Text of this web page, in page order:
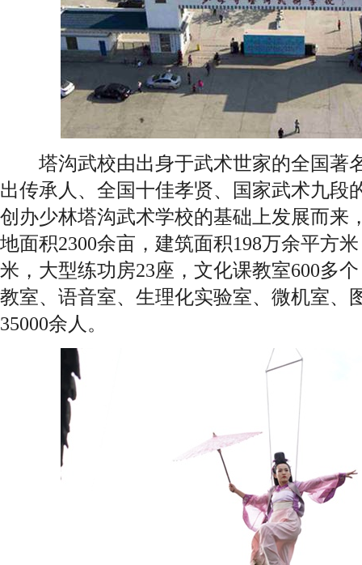
塔沟武校由出身于武术世家的全国著
出传承人、全国十佳孝贤、国家武术九段
创办少林塔沟武术学校的基础上发展而来
地面积2300余亩，建筑面积198万余平方
米，大型练功房23座，文化课教室600多
教室、语音室、生理化实验室、微机室、
35000余人。